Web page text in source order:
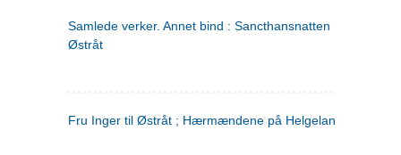
Samlede verker. Annet bind : Sancthansnatten ; Fru Inger
Østråt
Fru Inger til Østråt ; Hærmændene på Helgeland